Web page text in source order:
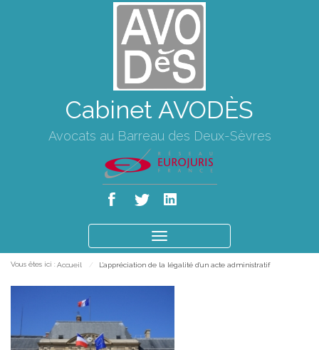
Cabinet AVODÈS
Avocats au Barreau des Deux-Sèvres
le
Vous êtes ici : Accueil L'appréciation de la légalité d'un acte administratif